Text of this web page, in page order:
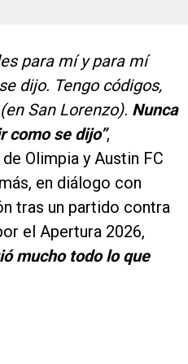
para mí y para mí
dijo. Tengo códigos,
San Lorenzo). Nunca
como se dijo”,
Olimpia y Austin FC
en diálogo con
tras un partido contra
el Apertura 2026,
mucho todo lo que